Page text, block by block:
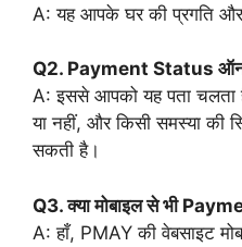
A: यह आपके घर की प्रगति और
Q2. Payment Status
A: इससे आपको यह पता चलता
या नहीं, और किसी समस्या की
सकती है।
Q3. क्या मोबाइल से भी
A: हाँ, PMAY की वेबसाइट